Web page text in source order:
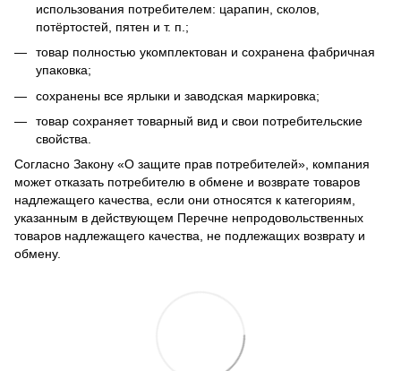
использования потребителем: царапин, сколов,
потёртостей, пятен и т. п.;
товар полностью укомплектован и сохранена фабричная
упаковка;
сохранены все ярлыки и заводская маркировка;
товар сохраняет товарный вид и свои потребительские
свойства.
Согласно Закону «О защите прав потребителей», компания
может отказать потребителю в обмене и возврате товаров
надлежащего качества, если они относятся к категориям,
указанным в действующем Перечне непродовольственных
товаров надлежащего качества, не подлежащих возврату и
обмену.